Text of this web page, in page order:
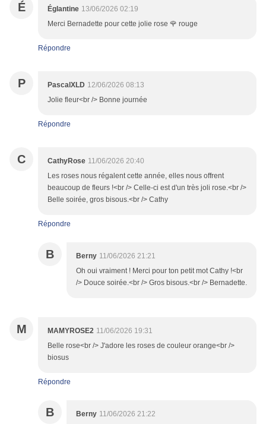
É Églantine 13/06/2026 02:19
Merci Bernadette pour cette jolie rose 🌹 rouge
Répondre
P PascalXLD 12/06/2026 08:13
Jolie fleur<br /> Bonne journée
Répondre
C CathyRose 11/06/2026 20:40
Les roses nous régalent cette année, elles nous offrent
beaucoup de fleurs !<br /> Celle-ci est d'un très joli rose.<br />
Belle soirée, gros bisous.<br /> Cathy
Répondre
B Berny 11/06/2026 21:21
Oh oui vraiment ! Merci pour ton petit mot Cathy !<br
/> Douce soirée.<br /> Gros bisous.<br /> Bernadette.
M MAMYROSE2 11/06/2026 19:31
Belle rose<br /> J'adore les roses de couleur orange<br />
biosus
Répondre
B Berny 11/06/2026 21:22